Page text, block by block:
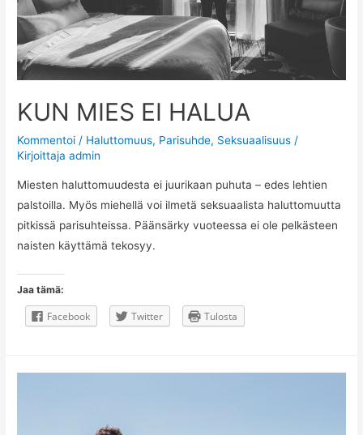
KUN MIES EI HALUA
Kommentoi / Haluttomuus, Parisuhde, Seksuaalisuus /
Kirjoittajaadmin
Miesten haluttomuudesta ei juurikaan puhuta – edes lehtien
palstoilla. Myös miehellä voi ilmetä seksuaalista haluttomuutta
pitkissä parisuhteissa. Päänsärky vuoteessa ei ole pelkästeen
naisten käyttämä tekosyy.
Jaa tämä:
Facebook Twitter Tulosta